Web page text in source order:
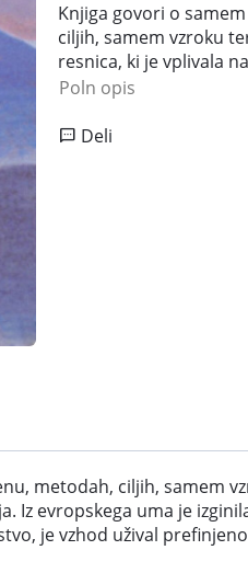
Knjiga govori o
ciljih, samem vzroku
resnica, ki je vplivala
Poln opis
Deli
metodah, ciljih, samem
Iz evropskega uma je
je vzhod užival